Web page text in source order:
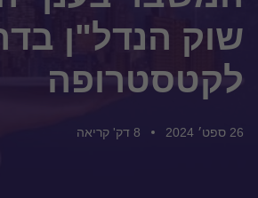
שוק הנדל"ן
לקטסטרופה
26 ספט׳ 2024 8 דק' קריאה